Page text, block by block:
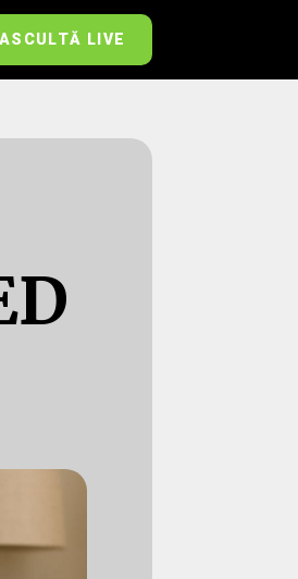
ASCULTĂ LIVE